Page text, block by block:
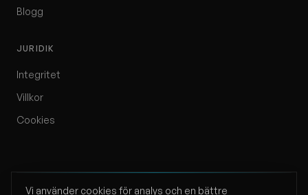
Blogg
JURIDIK
Integritet
Villkor
Cookies
Vi använder cookies för analys och en bättre